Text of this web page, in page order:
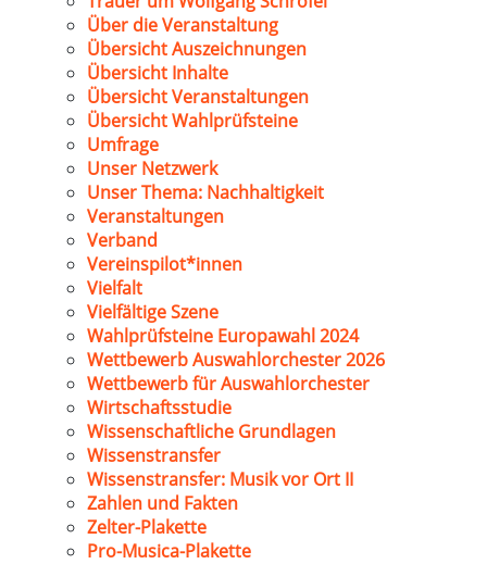
Über die Veranstaltung
Übersicht Auszeichnungen
Übersicht Inhalte
Übersicht Veranstaltungen
Übersicht Wahlprüfsteine
Umfrage
Unser Netzwerk
Unser Thema: Nachhaltigkeit
Veranstaltungen
Verband
Vereinspilot*innen
Vielfalt
Vielfältige Szene
Wahlprüfsteine Europawahl 2024
Wettbewerb Auswahlorchester 2026
Wettbewerb für Auswahlorchester
Wirtschaftsstudie
Wissenschaftliche Grundlagen
Wissenstransfer
Wissenstransfer: Musik vor Ort II
Zahlen und Fakten
Zelter-Plakette
Pro-Musica-Plakette